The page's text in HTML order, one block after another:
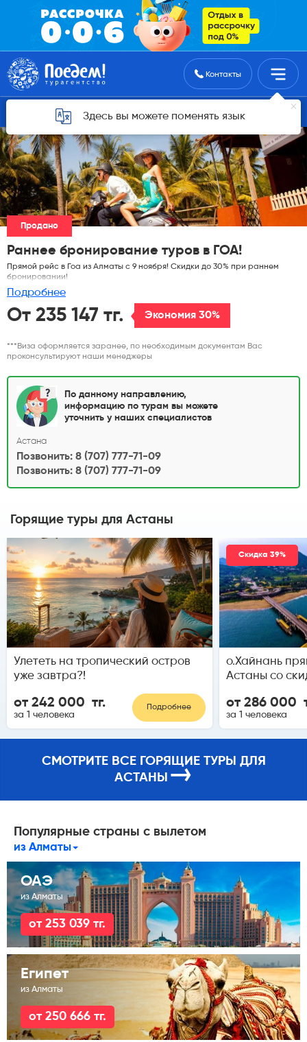
Поиск туровКонтакты
Здесь вы можете поменять язык
Горящие туры для Астаны
Продано
Раннее бронирование туров в ГОА!
Прямой рейс в Гоа из Алматы с 9 ноября! Скидки до 30% при раннем
бронировании!
Подробнее
От 235 147 тг. Экономия 30%
***Виза оформляется заранее, по необходимым документам Вас
проконсультируют наши менеджеры
По данному направлению,
информацию по турам вы можете
уточнить у наших специалистов
Астана
Позвонить: 8 (707) 777-71-09
Позвонить: 8 (707) 777-71-09
Горящие туры для Астаны
Улететь на тропический остров
уже завтра?!
от 242 000 тг.
за 1 человека
Подробнее
Скидка 39%
о.Хайнань
Астаны со
от 286 000
за 1 человека
СМОТРИТЕ ВСЕ ГОРЯЩИЕ ТУРЫ ДЛЯ
АСТАНЫ →
Популярные страны с вылетом
из Алматы
ОАЭ
из Алматы
от 253 039 тг.
Египет
из Алматы
от 250 666 тг.